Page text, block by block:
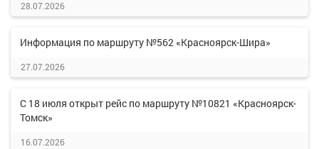
28.07.2026
Информация по маршруту №562 «Красноярск-Шира»
27.07.2026
С 18 июля открыт рейс по маршруту №10821 «Красноярск-
Томск»
16.07.2026